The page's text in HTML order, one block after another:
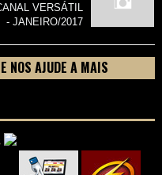
VERSÁTIL
- JANEIRO/2017
NOS AJUDE A MAIS